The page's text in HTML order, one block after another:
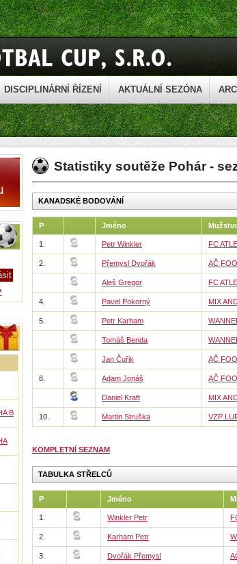
DISCIPLINÁRNÍ ŘÍZENÍ AKTUÁLNÍ SEZÓNA
B
Statistiky soutěže Pohár -
KANADSKÉ BODOVÁNÍ
P Jméno
1. Petr Winkler FC
2. Přemysl Dvořák AČ
Aleš Gregor FC
4. Pavel Pokorný MIX
5. Petr Karham
Tomáš Benda
Jan Čuřik AČ
8. Adam Jonáš AČ
Daniel Kraft MIX
10. Martin Struška VZP
KOMPLETNÍ SEZNAM
TABULKA STŘELCŮ
P Jméno
1. Winkler Petr
2. Karham Petr
3. Dvořák Přemysl